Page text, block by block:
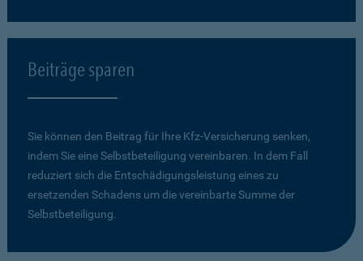
Beiträge sparen
Sie können den Beitrag für Ihre Kfz-Versicherung senken,
indem Sie eine Selbstbeteiligung vereinbaren. In dem Fall
reduziert sich die Entschädigungsleistung eines zu
ersetzenden Schadens um die vereinbarte Summe der
Selbstbeteiligung.